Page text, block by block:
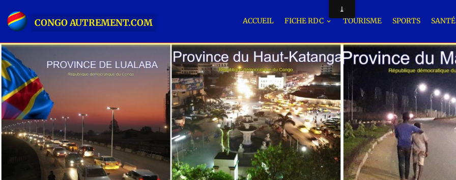
CONGO AUTREMENT.COM ACCUEIL FICHE RDC TOURISME SPORTS SANTÉ